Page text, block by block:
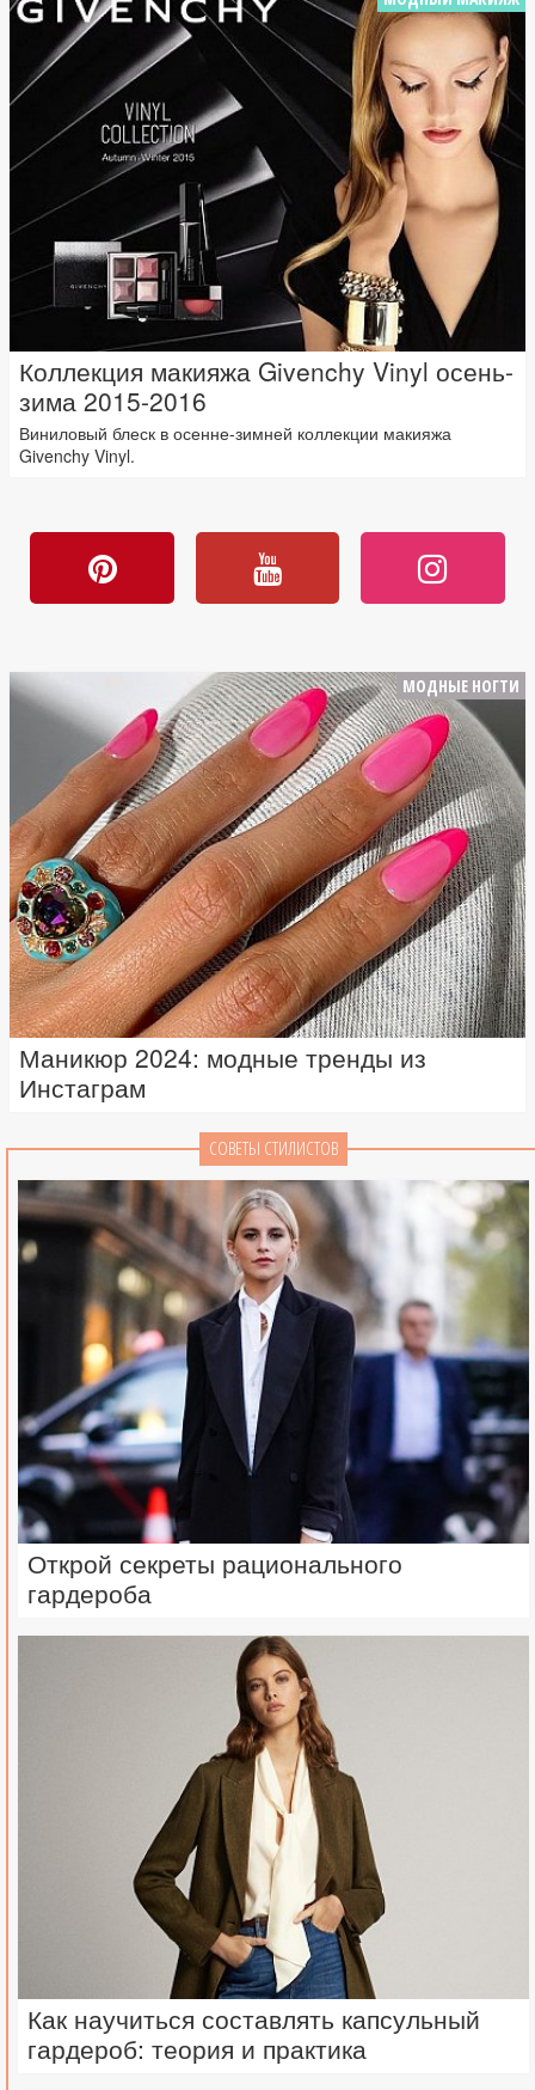
Коллекция макияжа Givenchy Vinyl осень-
зима 2015-2016
Виниловый блеск в осенне-зимней коллекции макияжа
Givenchy Vinyl.
МОДНЫЕ НОГТИ
Маникюр 2024: модные тренды из
Инстаграм
СОВЕТЫ СТИЛИСТОВ
Открой секреты рационального
гардероба
Как научиться составлять капсульный
гардероб: теория и практика